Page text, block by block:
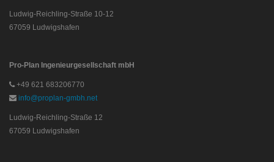
Ludwig-Reichling-Straße 10-12
67059 Ludwigshafen
Pro-Plan Ingenieurgesellschaft mbH
+49 621 683206770
info@proplan-gmbh.net
Ludwig-Reichling-Straße 12
67059 Ludwigshafen